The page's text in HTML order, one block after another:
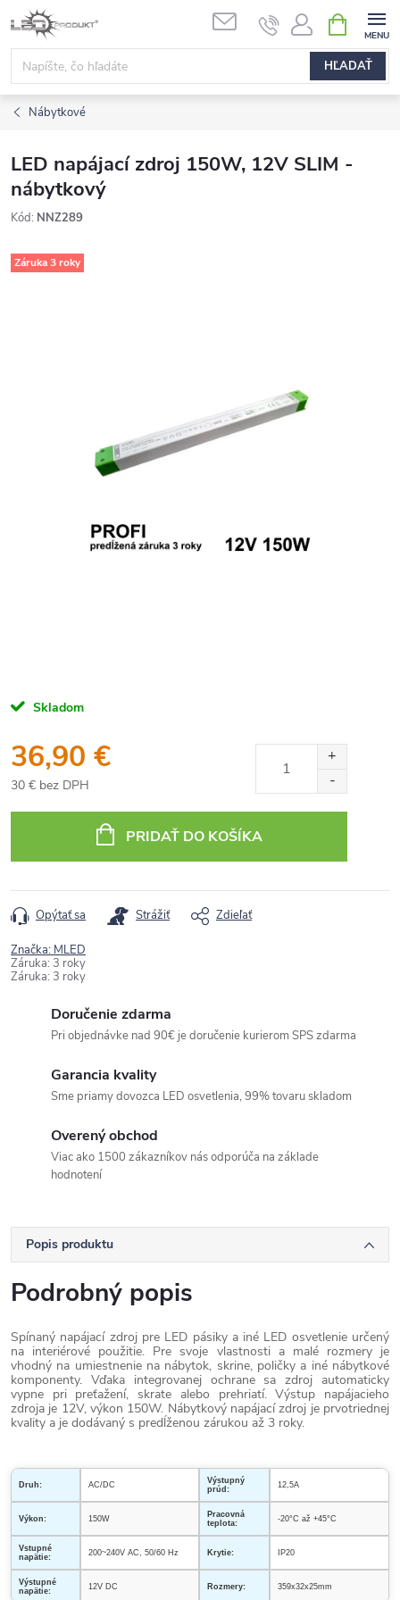
Prejsť
na
obsah
HĽADAŤ
KOŠÍK
Nábytkové
LED napájací zdroj 150W, 12V SLIM -
nábytkový
Kód: NNZ289
Záruka 3 roky
Skladom
36,90 €
30 € bez DPH
cena:
PRIDAŤ DO KOŠÍKA
Opýtať sa Strážiť Zdieľať
Značka: MLED
Záruka: 3 roky
Záruka: 3 roky
Doručenie zdarma
Pri objednávke nad 90€ je doručenie kurierom SPS zdarma
Garancia kvality
Sme priamy dovozca LED osvetlenia, 99% tovaru skladom
Overený obchod
Viac ako 1500 zákazníkov nás odporúča na základe
hodnotení
Popis produktu
Podrobný popis
Spínaný napájací zdroj pre LED pásiky a iné LED osvetlenie určený
na interiérové použitie. Pre svoje vlastnosti a malé rozmery je
vhodný na umiestnenie na nábytok, skrine, poličky a iné nábytkové
komponenty. Vďaka integrovanej ochrane sa zdroj automaticky
vypne pri preťažení, skrate alebo prehriatí.Výstup napájacieho
zdroja je 12V, výkon 150W. Nábytkový napájací zdroj je prvotriednej
kvality a je dodávaný s predĺženou zárukou až 3 roky.
Druh: AC/DC
Výstupný
prúd:
12,5A
Výkon: 150W
Pracovná
teplota:
-20°C až +45°C
Vstupné
napätie:
200~240V AC, 50/60 Hz Krytie: IP20
Výstupné
napätie:
12V DC Rozmery: 359x32x25mm